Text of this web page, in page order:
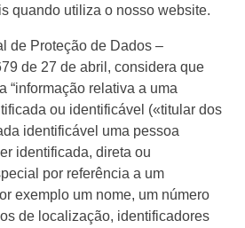
quando utiliza o nosso website.
de Proteção de Dados –
de 27 de abril, considera que
“informação relativa a uma
ou identificável («titular dos
identificável uma pessoa
identificada, direta ou
por referência a um
exemplo um nome, um número
de localização, identificadores